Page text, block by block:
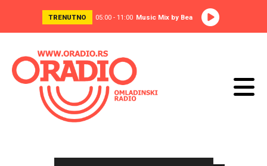
TRENUTNO 05:00 - 11:00 Music Mix by Bea